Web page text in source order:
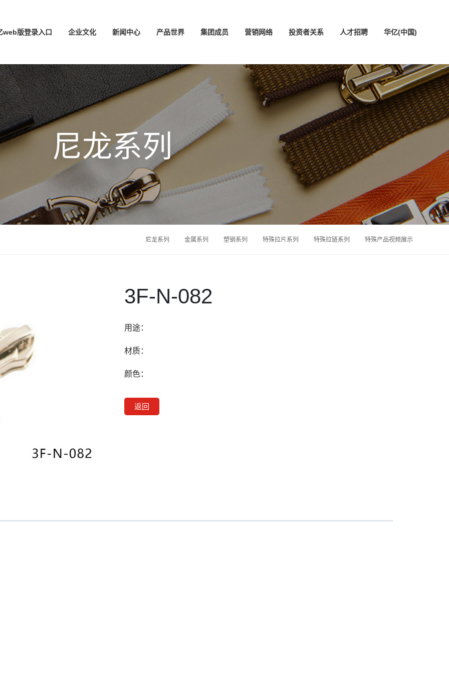
web版登录入口 企业文化 新闻中心 产品世界 集团成员 营销网络 投资者关系 人才招聘 华亿(中国)
中文版 ENGLISH
尼龙系列
尼龙系列 金属系列 塑钢系列 特殊拉片系列 特殊拉链系列 特殊产品视频展示
3F-N-082
用途：
材质：
颜色：
返回